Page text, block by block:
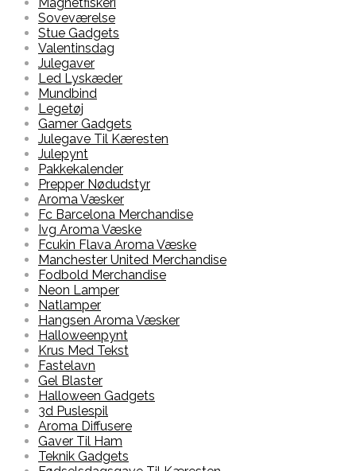
Soveværelse
Stue Gadgets
Valentinsdag
Julegaver
Led Lyskæder
Mundbind
Legetøj
Gamer Gadgets
Julegave Til Kæresten
Julepynt
Pakkekalender
Prepper Nødudstyr
Aroma Væsker
Fc Barcelona Merchandise
Ivg Aroma Væske
Fcukin Flava Aroma Væske
Manchester United Merchandise
Fodbold Merchandise
Neon Lamper
Natlamper
Hangsen Aroma Væsker
Halloweenpynt
Krus Med Tekst
Fastelavn
Gel Blaster
Halloween Gadgets
3d Puslespil
Aroma Diffusere
Gaver Til Ham
Teknik Gadgets